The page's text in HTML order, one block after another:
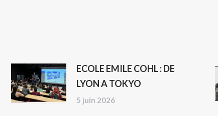
ECOLE EMILE COHL : DE
LYON A TOKYO
5 juin 2026